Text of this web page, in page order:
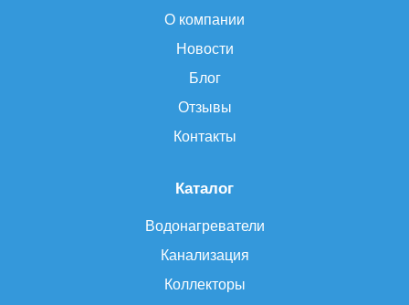
Каталог
Водонагреватели
Канализация
Коллекторы
О компании
Новости
Блог
Отзывы
Контакты